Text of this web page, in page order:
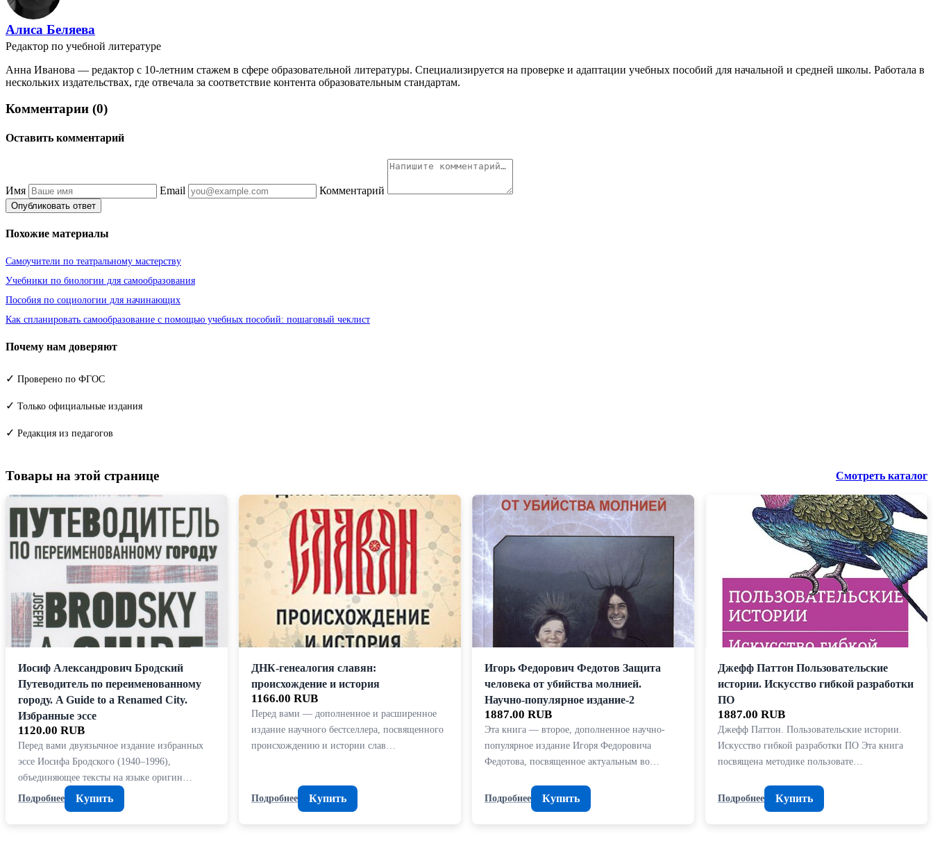
Алиса Беляева
Редактор по учебной литературе
Анна Иванова — редактор с 10-летним стажем в сфере образовательной литературы. Специализируется на проверке и адаптации учебных пособий для начальной и средней школы. Работала в
нескольких издательствах, где отвечала за соответствие контента образовательным стандартам.
Комментарии (0)
Оставить комментарий
Имя Email Комментарий
Опубликовать ответ
Похожие материалы
Самоучители по театральному мастерству
Учебники по биологии для самообразования
Пособия по социологии для начинающих
Как спланировать самообразование с помощью учебных пособий: пошаговый чеклист
Почему нам доверяют
✓ Проверено по ФГОС
✓ Только официальные издания
✓ Редакция из педагогов
Товары на этой странице Смотреть каталог
Иосиф Александрович Бродский
Путеводитель по переименованному
городу. A Guide to a Renamed City.
Избранные эссе
1120.00 RUB
Перед вами двуязычное издание избранных
эссе Иосифа Бродского (1940–1996),
объединяющее тексты на языке оригин…
Подробнее
Купить
ДНК-генеалогия славян:
происхождение и история
1166.00 RUB
Перед вами — дополненное и расширенное
издание научного бестселлера, посвященного
происхождению и истории слав…
Подробнее Купить
Игорь Федорович Федотов Защита
человека от убийства молнией.
Научно-популярное издание-2
1887.00 RUB
Эта книга — второе, дополненное научно-
популярное издание Игоря Федоровича
Федотова, посвященное актуальным во…
Подробнее Купить
Джефф Паттон Пользовательские
истории. Искусство гибкой разработки
ПО
1887.00 RUB
Джефф Паттон. Пользовательские истории.
Искусство гибкой разработки ПО Эта книга
посвящена методике пользовате…
Подробнее Купить